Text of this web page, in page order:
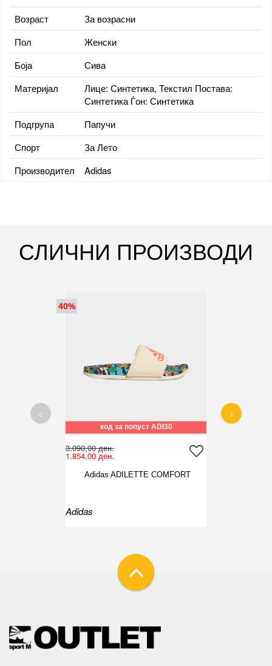
Возраст
За возрасни
Пол
Женски
Боја
Сива
Материјал
Лице: Синтетика, Текстил Постава:
Синтетика Ѓон: Синтетика
Подгрупа
Папучи
Спорт
За Лето
Производител
Adidas
СЛИЧНИ ПРОИЗВОДИ
40%
код за попуст ADI30
3.090,00 ден.
1.854,00 ден.
Adidas ADILETTE COMFORT
Adidas
< >